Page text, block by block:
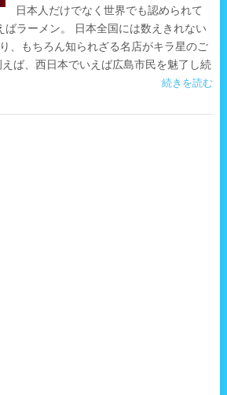
日本人だけでなく世界でも認められて
ばラーメン。 日本全国には数えきれない
、もちろん知られざる名店がキラ星のご
ば、西日本でいえば広島市民を魅了し続
続きを読む